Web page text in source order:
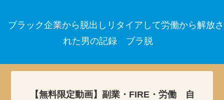
ブラック企業から脱出しリタイアして労働から解放さ
れた男の記録 ブラ脱
【無料限定動画】副業・FIRE・労働 自